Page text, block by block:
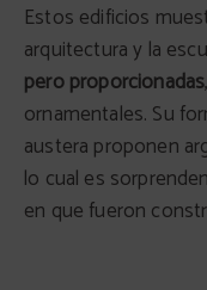
Estos edificios
arquitectura y la
pero proporcionadas
ornamentales. Su
austera proponen
lo cual es
en que fueron